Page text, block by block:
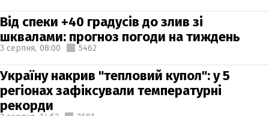
Від спеки +40 градусів до злив зі
шквалами: прогноз погоди на тиждень
3 серпня, 08:00 5462
Україну накрив "тепловий купол": у 5
регіонах зафіксували температурні
рекорди